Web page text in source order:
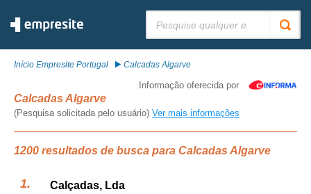
Início Empresite Portugal Calcadas Algarve
Informação oferecida por
Calcadas Algarve
(Pesquisa solicitada pelo usuário) Ver mais informações
1200 resultados de busca para Calcadas Algarve
Calçadas, Lda